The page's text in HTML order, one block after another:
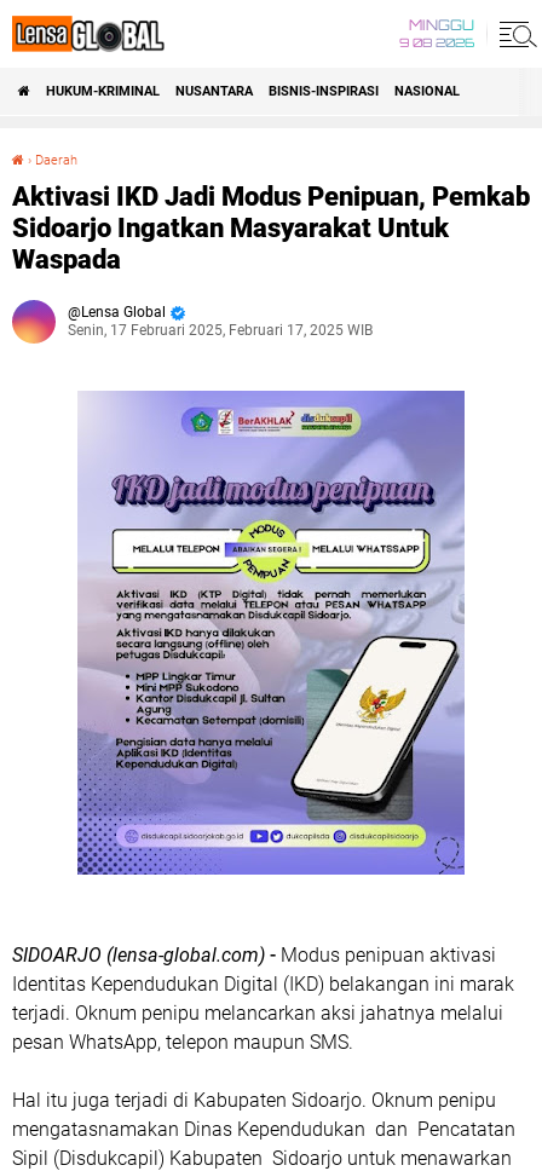
MINGGU
9 08 2026
HUKUM-KRIMINAL NUSANTARA BISNIS-INSPIRASI NASIONAL
› Daerah
Aktivasi IKD Jadi Modus Penipuan, Pemkab
Sidoarjo Ingatkan Masyarakat Untuk
Waspada
Lensa Global
Senin, 17 Februari 2025, Februari 17, 2025 WIB
SIDOARJO (lensa-global.com) - Modus penipuan aktivasi
Identitas Kependudukan Digital (IKD) belakangan ini marak
terjadi. Oknum penipu melancarkan aksi jahatnya melalui
pesan WhatsApp, telepon maupun SMS.
Hal itu juga terjadi di Kabupaten Sidoarjo. Oknum penipu
mengatasnamakan Dinas Kependudukan dan Pencatatan
Sipil (Disdukcapil) Kabupaten Sidoarjo untuk menawarkan